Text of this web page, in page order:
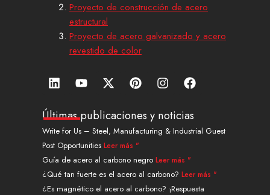
Proyecto de construcción de acero
estructural
Proyecto de acero galvanizado y acero
revestido de color
L
i
k
e
d
i
n
Y
o
t
u
b
e
X
-
w
i
t
t
e
r
P
i
t
e
r
e
s
t
I
n
t
a
g
a
m
F
a
e
b
o
k
Últimas publicaciones y noticias
Write for Us – Steel, Manufacturing & Industrial Guest
Post Opportunities Leer más "
Guía de acero al carbono negro Leer más "
¿Qué tan fuerte es el acero al carbono? Leer más "
¿Es magnético el acero al carbono? ¡Respuesta